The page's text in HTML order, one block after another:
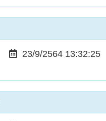
23/9/2564 13:32:25